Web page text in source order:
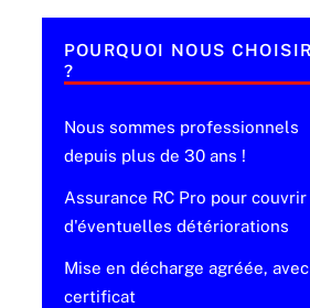
POURQUOI NOUS CHOISIR
?
Nous sommes professionnels
depuis plus de 30 ans !
Assurance RC Pro pour couvrir
d'éventuelles détériorations
Mise en décharge agréée, avec
certificat